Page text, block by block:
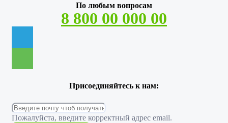
По любым вопросам
8 800 00 000 00
Присоединяйтесь к нам:
Пожалуйста, введите корректный адрес email.